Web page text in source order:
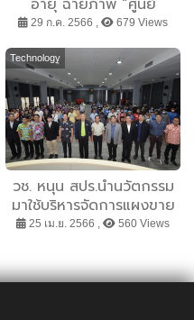
อายุ ฉายภาพ “ศูนย์
วิทยาการเวชศาสตร์ผู้สูงอายุ
ศิริราช” ต้นแบบการดูแล
รักษาผู้สูงอายุ แบบครบ
วงจรแห่งแรกในประเทศไทย
29 ก.ค. 2566 , 679 Views
Technology
วช. หนุน สปร.นำนวัตกรรม
มาใช้บริหารจัดการแผงขาย
สินค้า เพื่อพัฒนาการท่อง
25 เม.ย. 2566 , 560 Views